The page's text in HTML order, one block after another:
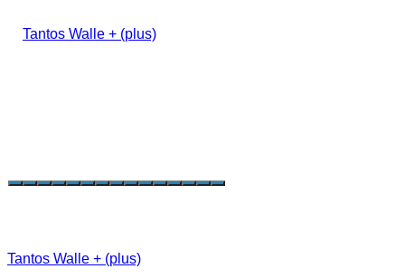
Tantos Walle + (plus)